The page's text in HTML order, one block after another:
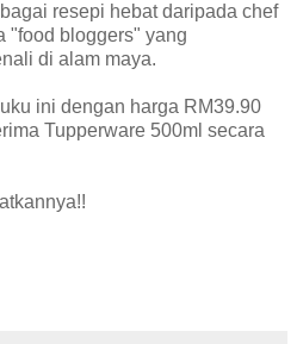
resepi hebat daripada chef
"food bloggers" yang
di alam maya.
ini dengan harga RM39.90
Tupperware 500ml secara